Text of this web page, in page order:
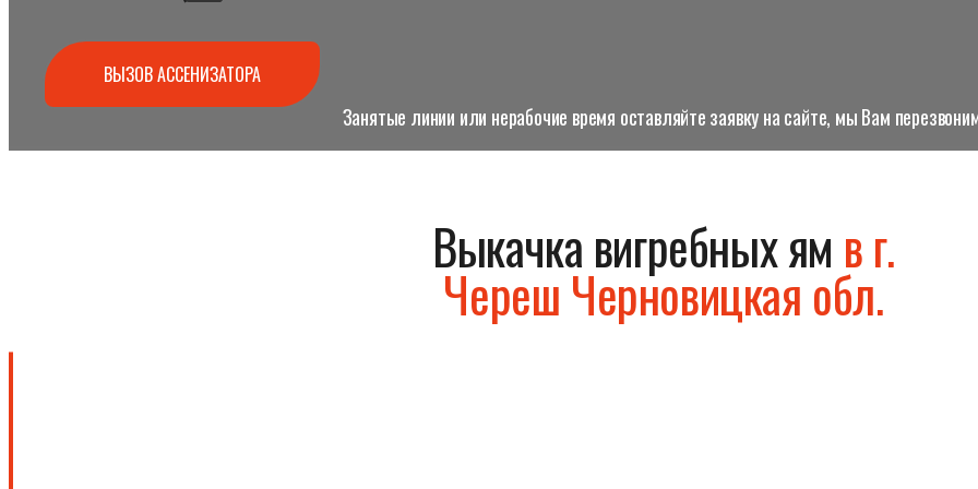
ВЫЗОВ АССЕНИЗАТОРА
Занятые линии или нерабочие время оставляйте заявку на сайте, мы Вам
Выкачка вигребных ям в г.
Череш Черновицкая обл.